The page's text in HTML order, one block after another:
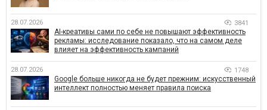
28.07.2026 3841
AI-креативы сами по себе не повышают эффективность
рекламы: исследование показало, что на самом деле
влияет на эффективность кампаний
28.07.2026 1748
Google больше никогда не будет прежним: искусственный
интеллект полностью меняет правила поиска